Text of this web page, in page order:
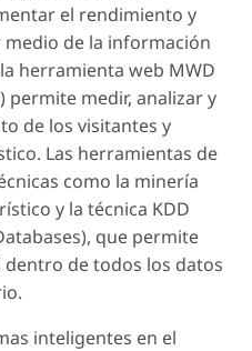
el rendimiento y
de la información
herramienta web MWD
medir, analizar y
de los visitantes y
Las herramientas de
como la minería
y la técnica KDD
que permite
de todos los datos
inteligentes en el